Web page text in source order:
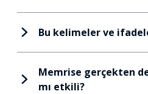
Bu kelimeler ve
Memrise gerçekten
mı etkili?